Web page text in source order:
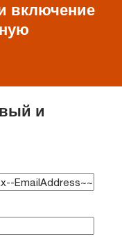
включение
и